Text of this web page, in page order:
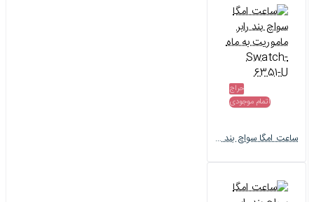
حراج
اتمام موجودی
ساعت امگا سواچ بند رابر ماموریت به ماه Swatch-6351-U